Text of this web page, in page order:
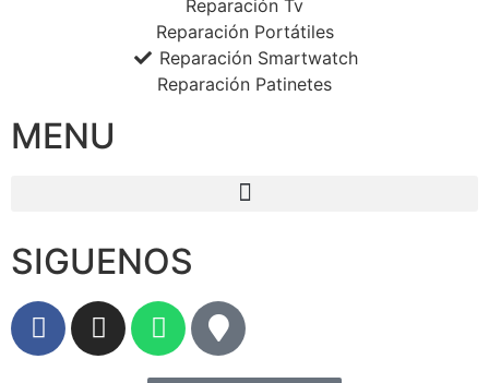
Reparación Tv
Reparación Portátiles
Reparación Smartwatch
Reparación Patinetes
MENU
SIGUENOS